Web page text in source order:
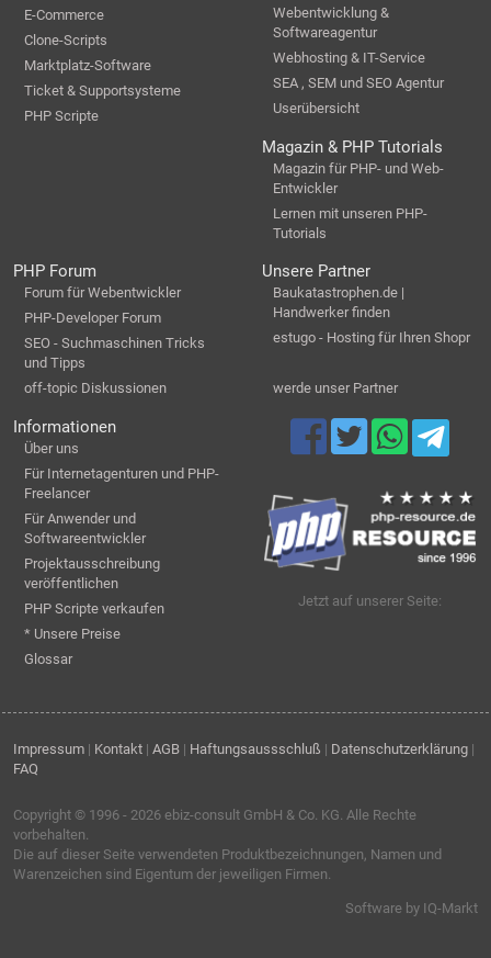
E-Commerce
Clone-Scripts
Marktplatz-Software
Ticket & Supportsysteme
PHP Scripte
Webentwicklung &
Softwareagentur
Webhosting & IT-Service
SEA , SEM und SEO Agentur
Userübersicht
Magazin & PHP Tutorials
Magazin für PHP- und Web-
Entwickler
Lernen mit unseren PHP-
Tutorials
PHP Forum
Forum für Webentwickler
PHP-Developer Forum
SEO - Suchmaschinen Tricks
und Tipps
off-topic Diskussionen
Unsere Partner
Baukatastrophen.de |
Handwerker finden
estugo - Hosting für Ihren Shopr
werde unser Partner
Informationen
Über uns
Für Internetagenturen und PHP-
Freelancer
Für Anwender und
Softwareentwickler
Projektausschreibung
veröffentlichen
PHP Scripte verkaufen
* Unsere Preise
Glossar
Jetzt auf unserer Seite:
Impressum | Kontakt | AGB | Haftungsaussschluß | Datenschutzerklärung |
FAQ
Copyright © 1996 - 2026 ebiz-consult GmbH & Co. KG. Alle Rechte
vorbehalten.
Die auf dieser Seite verwendeten Produktbezeichnungen, Namen und
Warenzeichen sind Eigentum der jeweiligen Firmen.
Software by IQ-Markt